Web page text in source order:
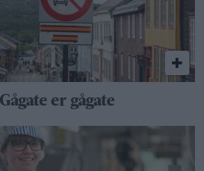
er gågate